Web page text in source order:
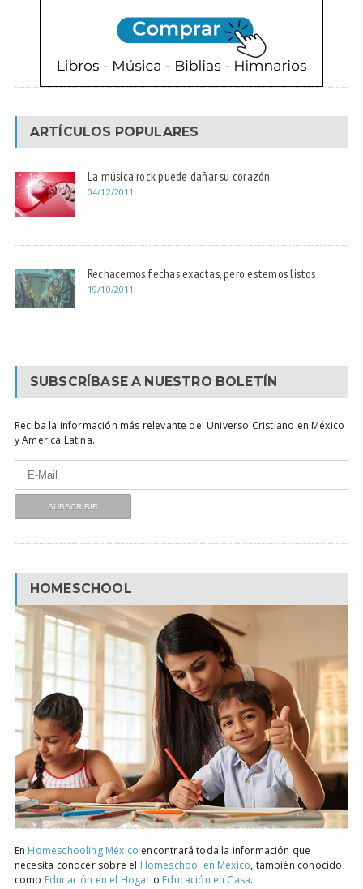
ARTÍCULOS POPULARES
La música rock puede dañar su corazón
04/12/2011
Rechacemos fechas exactas, pero estemos listos
19/10/2011
SUBSCRÍBASE A NUESTRO BOLETÍN
Reciba la información más relevante del Universo Cristiano en México
y América Latina.
HOMESCHOOL
En Homeschooling México encontrará toda la información que
necesita conocer sobre el Homeschool en México, también conocido
como Educación en el Hogar o Educación en Casa.